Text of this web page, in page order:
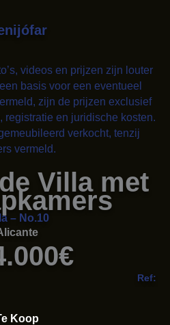
videos en prijzen zijn louter
basis voor een eventueel
zijn de prijzen exclusief
registratie en juridische kosten.
verkocht, tenzij
vermeld.
Villa met
– No.10
Ref:
Koop